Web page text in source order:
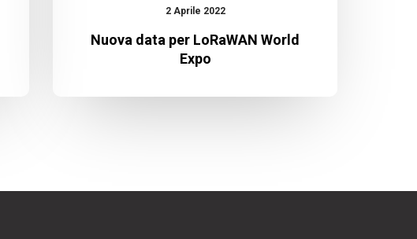
2 Aprile 2022
Nuova data per LoRaWAN World
Expo